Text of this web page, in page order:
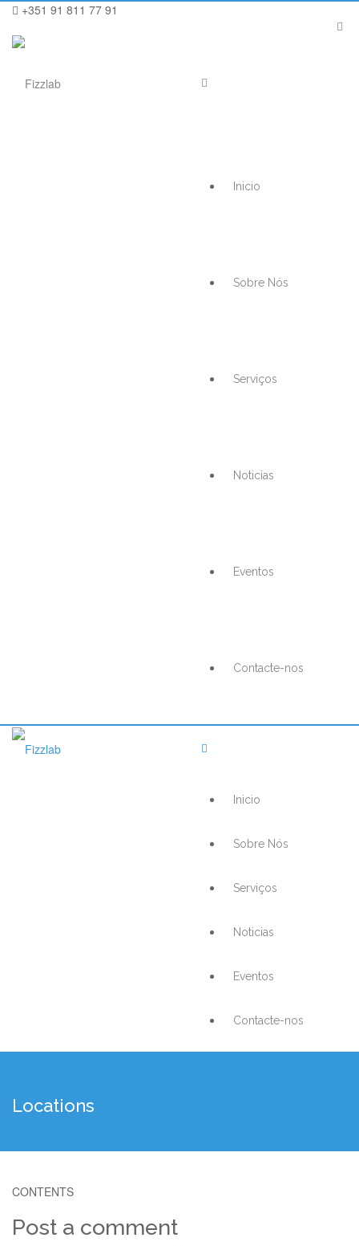
+351 91 811 77 91
Inicio
Sobre Nós
Serviços
Noticias
Eventos
Contacte-nos
Inicio
Sobre Nós
Serviços
Noticias
Eventos
Contacte-nos
Locations
CONTENTS
Post a comment